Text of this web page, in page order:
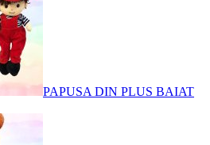
PAPUSA DIN PLUS BAIAT